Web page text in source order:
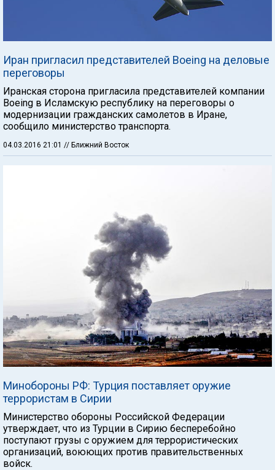
Иран пригласил представителей Boeing на деловые
переговоры
Иранская сторона пригласила представителей компании
Boeing в Исламскую республику на переговоры о
модернизации гражданских самолетов в Иране,
сообщило министерство транспорта.
04.03.2016 21:01 // Ближний Восток
Минобороны РФ: Турция поставляет оружие
террористам в Сирии
Министерство обороны Российской Федерации
утверждает, что из Турции в Сирию бесперебойно
поступают грузы с оружием для террористических
организаций, воюющих против правительственных
войск.